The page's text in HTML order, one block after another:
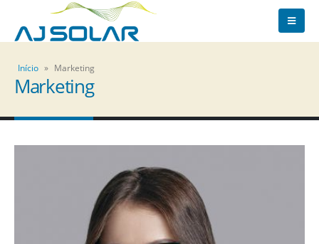
Início » Marketing
Marketing